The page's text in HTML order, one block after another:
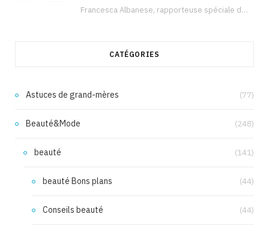
Francesca Albanese, rapporteuse spéciale de l’ONU sur les territoires palestiniens occupés, était à Tunis pour…
CATÉGORIES
Astuces de grand-mères (77)
Beauté&Mode (248)
beauté (141)
beauté Bons plans (44)
Conseils beauté (44)